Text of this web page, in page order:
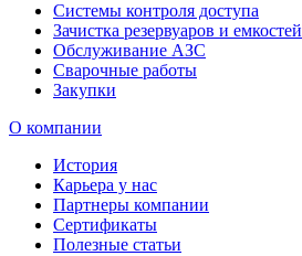
Системы контроля доступа
Зачистка резервуаров и емкостей
Обслуживание АЗС
Сварочные работы
Закупки
О компании
История
Карьера у нас
Партнеры компании
Сертификаты
Полезные статьи